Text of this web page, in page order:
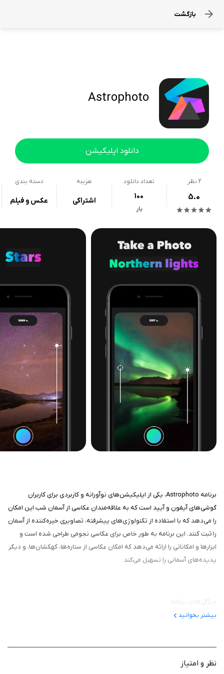
بازگشت
Astrophoto
دانلود اپلیکیشن
2 نظر
5.0
تعداد دانلود
100
بار
هزینه
اشتراکی
دسته بندی
عکس و فیلم
برنامه Astrophoto، یکی از اپلیکیشن‌های نوآورانه و کاربردی برای کاربران
گوشی‌های آیفون و آیپد است که به علاقه‌مندان عکاسی از آسمان شب این امکان
را می‌دهد که با استفاده از تکنولوژی‌های پیشرفته، تصاویری خیره‌کننده از آسمان
را ثبت کنند. این برنامه به طور خاص برای عکاسی نجومی طراحی شده است و
ابزارها و امکاناتی را ارائه می‌دهد که امکان عکاسی از ستاره‌ها، کهکشان‌ها، و دیگر
پدیده‌های آسمانی را تسهیل می‌کند.
بیشتری از آسمان شب ثبت شود.
این برنامه امکان استفاده از تایم‌لاپس را نیز ارائه می‌دهد که کاربران
بیشتر بخوانید
نظر و امتیاز